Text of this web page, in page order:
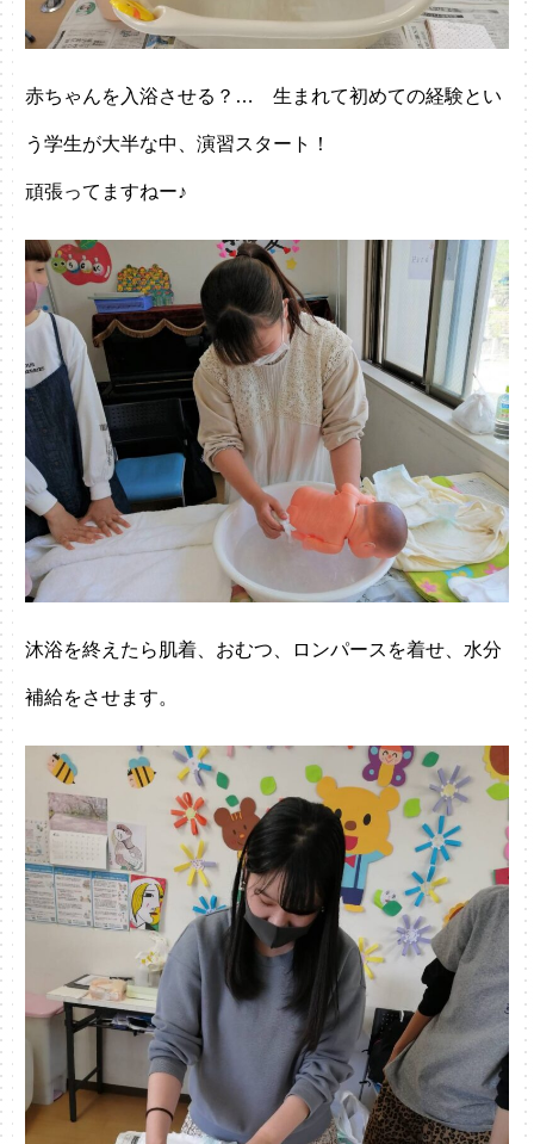
赤ちゃんを入浴させる？… 生まれて初めての経験とい
う学生が大半な中、演習スタート！
頑張ってますねー♪
沐浴を終えたら肌着、おむつ、ロンパースを着せ、水分
補給をさせます。